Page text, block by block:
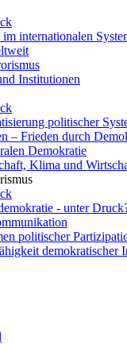
internationalen
Institutionen
politischer
– Frieden durch
Demokratie
Klima und
- unter
politischer
demokratischer